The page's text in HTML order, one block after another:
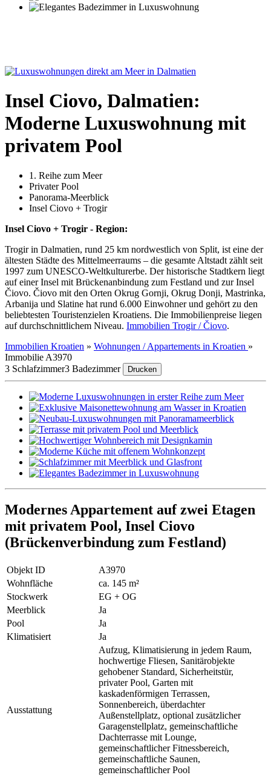
Insel Ciovo, Dalmatien:
Moderne Luxuswohnung mit
privatem Pool
1. Reihe zum Meer
Privater Pool
Panorama-Meerblick
Insel Ciovo + Trogir
Insel Ciovo + Trogir - Region:
Trogir in Dalmatien, rund 25 km nordwestlich von Split, ist eine der
ältesten Städte des Mittelmeerraums – die gesamte Altstadt zählt seit
1997 zum UNESCO-Weltkulturerbe. Der historische Stadtkern liegt
auf einer Insel mit Brückenanbindung zum Festland und zur Insel
Čiovo. Čiovo mit den Orten Okrug Gornji, Okrug Donji, Mastrinka,
Arbanija und Slatine hat rund 6.000 Einwohner und gehört zu den
beliebtesten Touristenzielen Kroatiens. Die Immobilienpreise liegen
auf durchschnittlichem Niveau. Immobilien Trogir / Čiovo.
Immobilien Kroatien » Wohnungen / Appartements in Kroatien »
Immobilie A3970
3 Schlafzimmer3 Badezimmer Drucken
Modernes Appartement auf zwei Etagen
mit privatem Pool, Insel Ciovo
(Brückenverbindung zum Festland)
Objekt ID
A3970
Wohnfläche
ca. 145 m²
Stockwerk
EG + OG
Meerblick
Ja
Pool
Ja
Klimatisiert
Ja
Ausstattung
Aufzug, Klimatisierung in jedem Raum,
hochwertige Fliesen, Sanitärobjekte
gehobener Standard, Sicherheitstür,
privater Pool, Garten mit
kaskadenförmigen Terrassen,
Sonnenbereich, überdachter
Außenstellplatz, optional zusätzlicher
Garagenstellplatz, gemeinschaftliche
Dachterrasse mit Lounge,
gemeinschaftlicher Fitnessbereich,
gemeinschaftliche Saunen,
gemeinschaftlicher Pool